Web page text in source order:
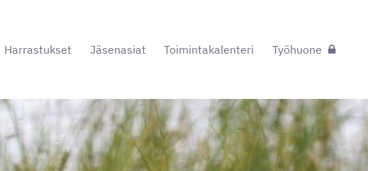
Harrastukset Jäsenasiat Toimintakalenteri Työhuone